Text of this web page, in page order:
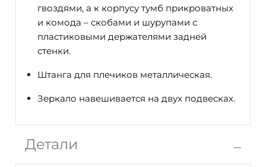
гвоздями, а к корпусу тумб прикроватных
и комода – скобами и шурупами с
пластиковыми держателями задней
стенки.
Штанга для плечиков металлическая.
Зеркало навешивается на двух подвесках.
Детали